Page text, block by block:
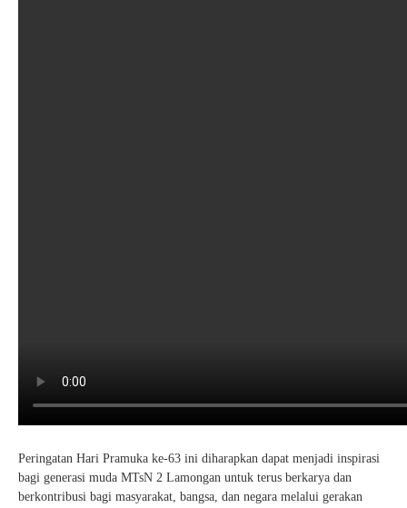
Peringatan Hari Pramuka ke-63 ini diharapkan dapat menjadi inspirasi
bagi generasi muda MTsN 2 Lamongan untuk terus berkarya dan
berkontribusi bagi masyarakat, bangsa, dan negara melalui gerakan